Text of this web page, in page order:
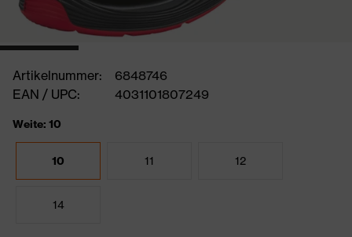
Artikelnummer:
6848746
EAN / UPC:
4031101807249
Weite: 10
10 11 12
14